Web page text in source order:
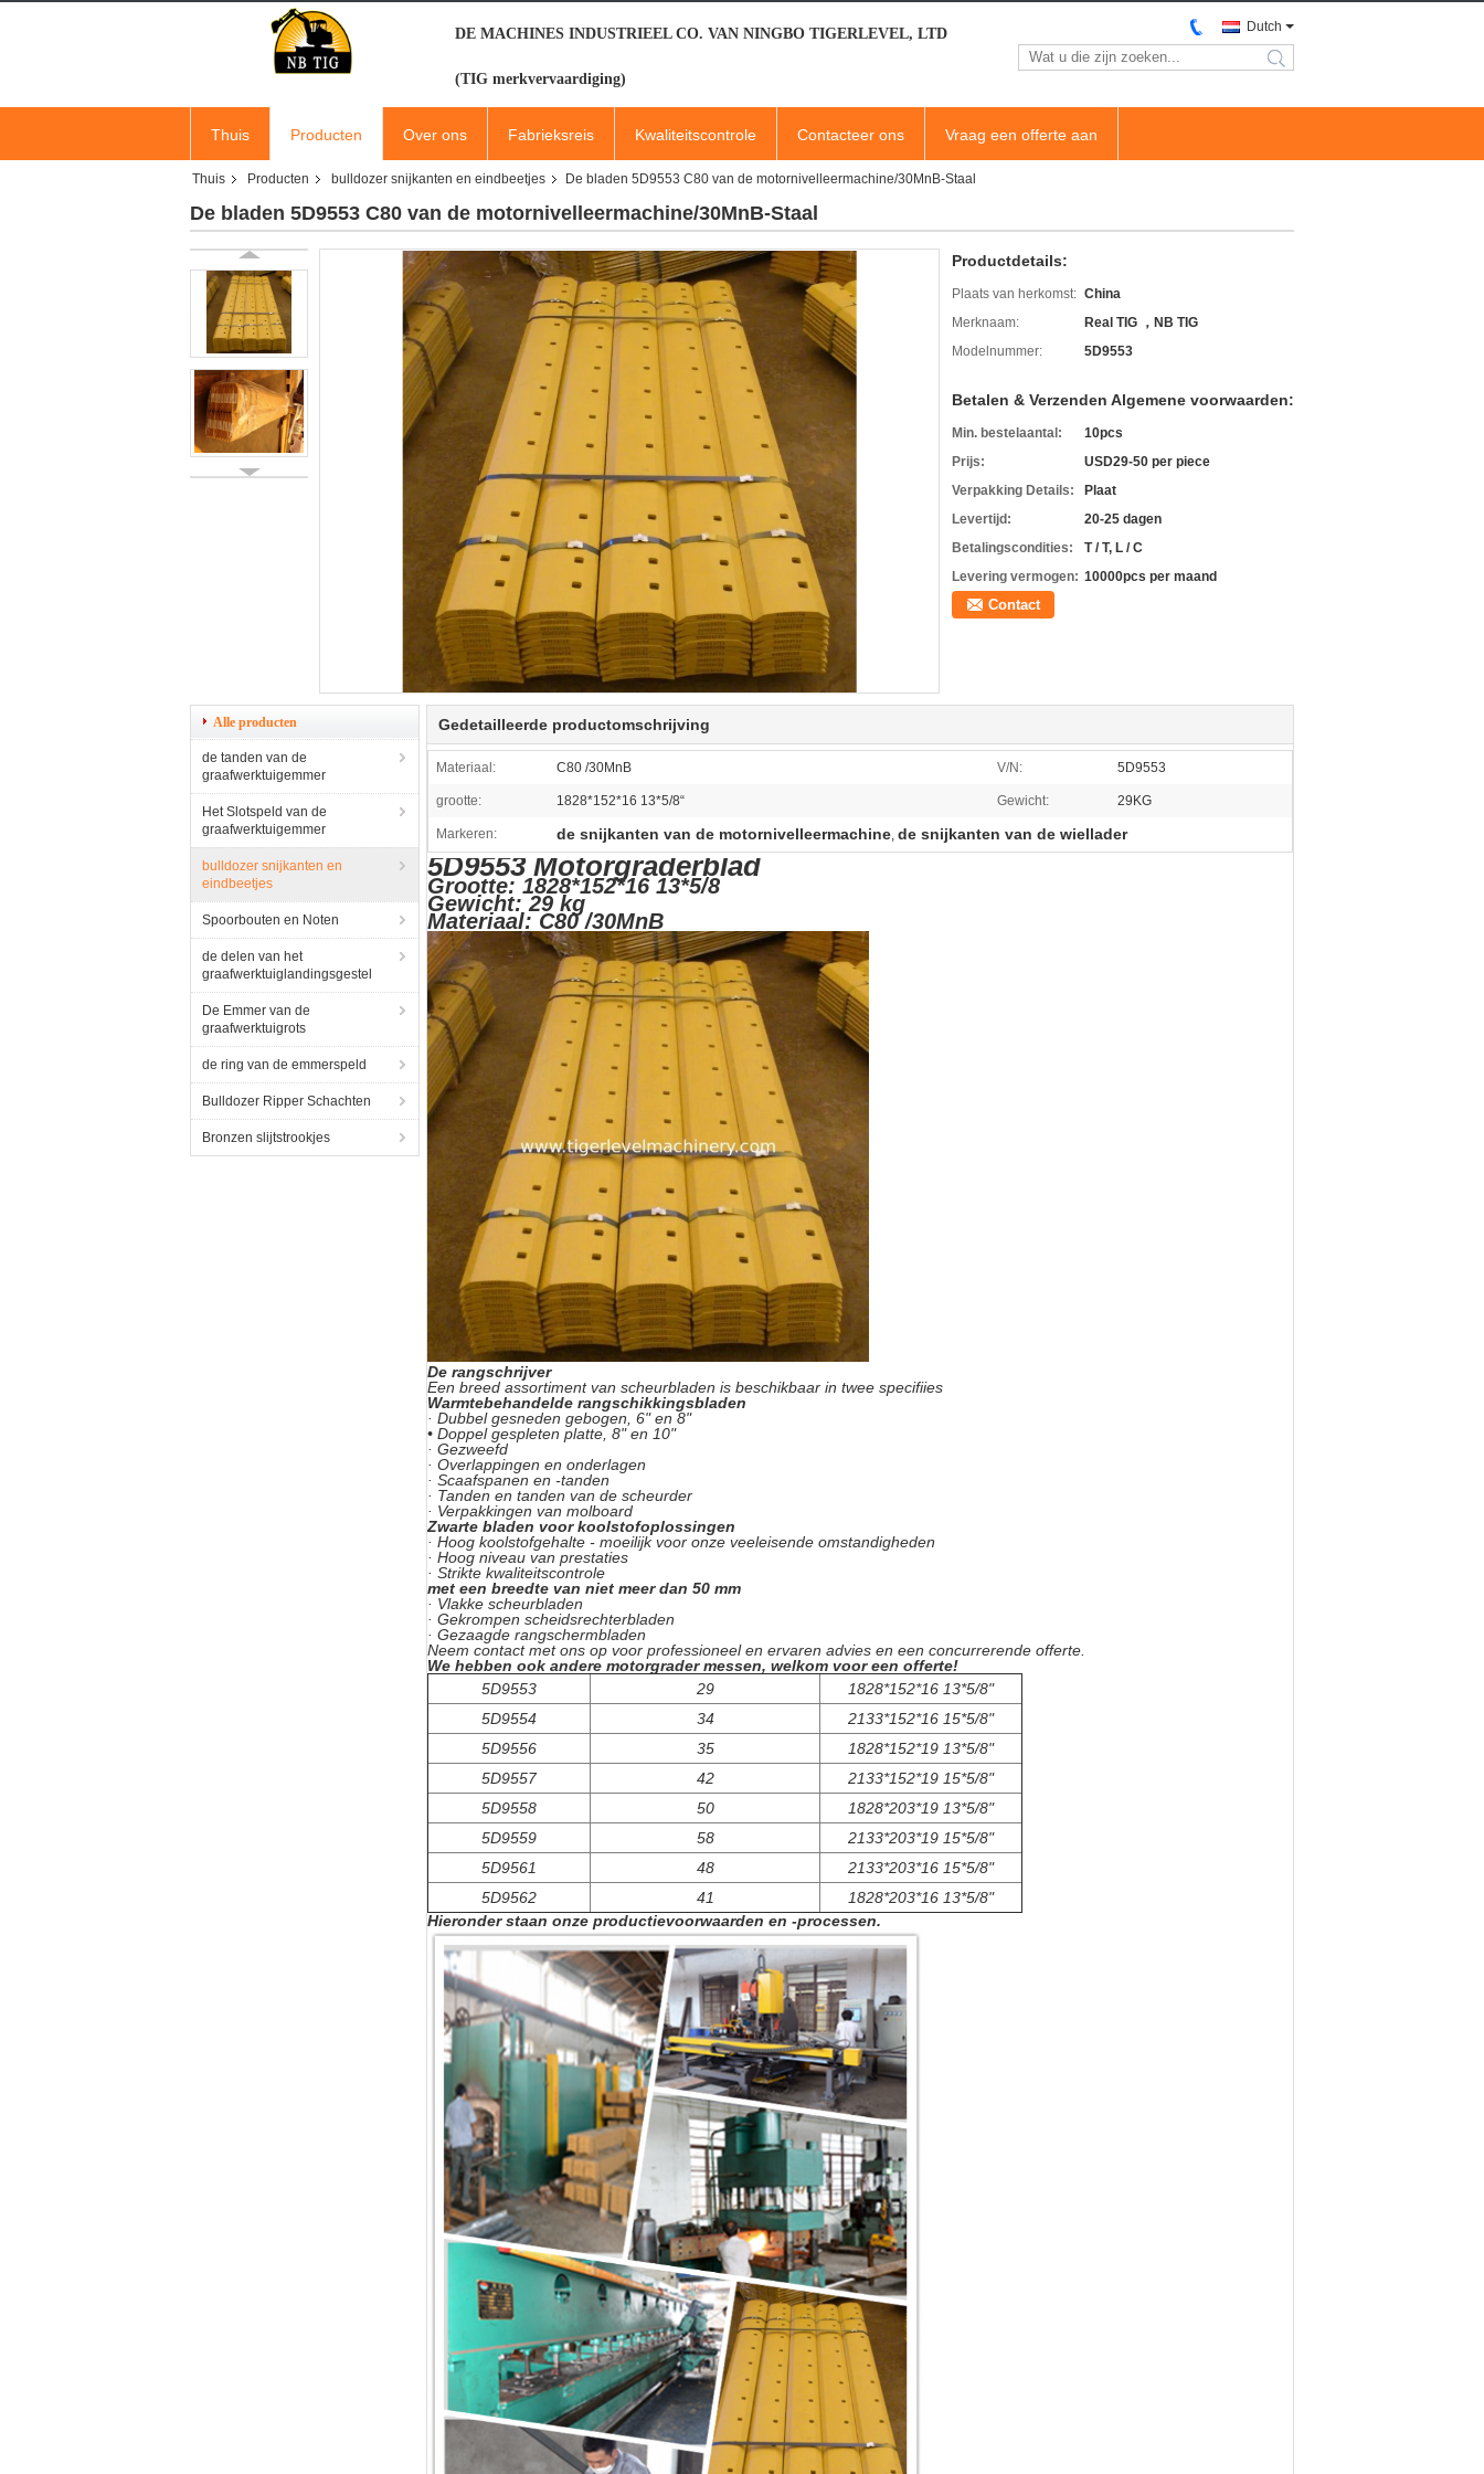
DE MACHINES INDUSTRIEEL CO. VAN NINGBO TIGERLEVEL, LTD
(TIG merkvervaardiging)
Dutch
search
Thuis Producten Over ons Fabrieksreis Kwaliteitscontrole Contacteer ons Vraag een offerte aan
Thuis Producten bulldozer snijkanten en eindbeetjes De bladen 5D9553 C80 van de motornivelleermachine/30MnB-Staal
De bladen 5D9553 C80 van de motornivelleermachine/30MnB-Staal
Productdetails:
Plaats van herkomst: China
Merknaam:
Real TIG ，NB TIG
Modelnummer:
5D9553
Betalen & Verzenden Algemene voorwaarden:
Min. bestelaantal:
10pcs
Prijs:
USD29-50 per piece
Verpakking Details:
Plaat
Levertijd:
20-25 dagen
Betalingscondities:
T / T, L / C
Levering vermogen: 10000pcs per maand
Contact
Alle producten
de tanden van de
graafwerktuigemmer
Het Slotspeld van de
graafwerktuigemmer
bulldozer snijkanten en
eindbeetjes
Spoorbouten en Noten
de delen van het
graafwerktuiglandingsgestel
De Emmer van de
graafwerktuigrots
de ring van de emmerspeld
Bulldozer Ripper Schachten
Bronzen slijtstrookjes
Gedetailleerde productomschrijving
Materiaal: C80 /30MnB V/N: 5D9553
grootte: 1828*152*16 13*5/8“ Gewicht: 29KG
Markeren: de snijkanten van de motornivelleermachine, de snijkanten van de wiellader
5D9553 Motorgraderblad
Grootte: 1828*152*16 13*5/8
Gewicht: 29 kg
Materiaal: C80 /30MnB
De rangschrijver
Een breed assortiment van scheurbladen is beschikbaar in twee specifiies
Warmtebehandelde rangschikkingsbladen
· Dubbel gesneden gebogen, 6" en 8"
• Doppel gespleten platte, 8" en 10"
· Gezweefd
· Overlappingen en onderlagen
· Scaafspanen en -tanden
· Tanden en tanden van de scheurder
· Verpakkingen van molboard
Zwarte bladen voor koolstofoplossingen
· Hoog koolstofgehalte - moeilijk voor onze veeleisende omstandigheden
· Hoog niveau van prestaties
· Strikte kwaliteitscontrole
met een breedte van niet meer dan 50 mm
· Vlakke scheurbladen
· Gekrompen scheidsrechterbladen
· Gezaagde rangschermbladen
Neem contact met ons op voor professioneel en ervaren advies en een concurrerende offerte.
We hebben ook andere motorgrader messen, welkom voor een offerte!
5D9553
29
1828*152*16 13*5/8"
5D9554
34
2133*152*16 15*5/8"
5D9556
35
1828*152*19 13*5/8"
5D9557
42
2133*152*19 15*5/8"
5D9558
50
1828*203*19 13*5/8"
5D9559
58
2133*203*19 15*5/8"
5D9561
48
2133*203*16 15*5/8"
5D9562
41
1828*203*16 13*5/8"
Hieronder staan onze productievoorwaarden en -processen.